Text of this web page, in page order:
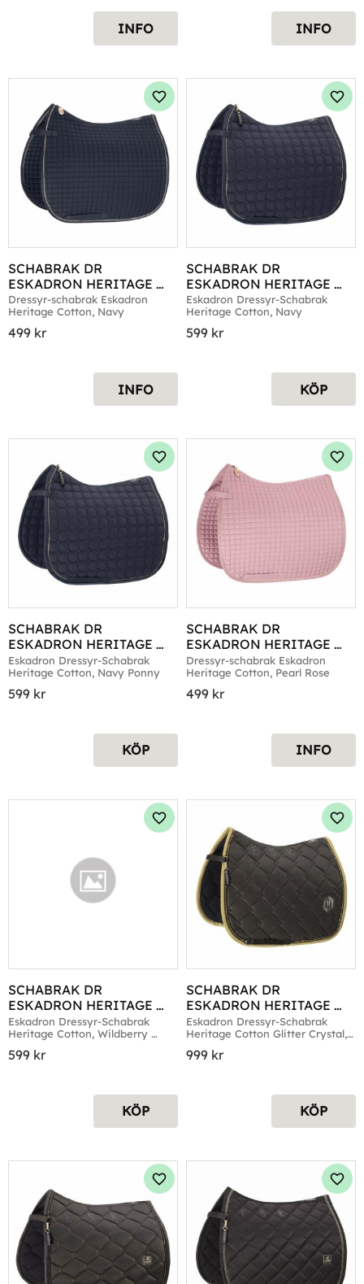
INFO INFO
SCHABRAK DR
ESKADRON HERITAGE
COTTON NAVY
Dressyr-schabrak Eskadron
Heritage Cotton, Navy
499 kr
Lägg till i favoriter
INFO
SCHABRAK DR
ESKADRON HERITAGE
COTTON NAVY
Eskadron Dressyr-Schabrak
Heritage Cotton, Navy
599 kr
KÖP
SCHABRAK DR
ESKADRON HERITAGE
COTTON NAVY PONNY
Eskadron Dressyr-Schabrak
Heritage Cotton, Navy Ponny
599 kr
Lägg till i favoriter
KÖP
SCHABRAK DR
ESKADRON HERITAGE
COTTON PEARL ROSE
Dressyr-schabrak Eskadron
Heritage Cotton, Pearl Rose
499 kr
INFO
SCHABRAK DR
ESKADRON HERITAGE
COTTON WILDBERRY
PONNY
Eskadron Dressyr-Schabrak
Heritage Cotton, Wildberry
599 kr
Lägg till i favoriter
KÖP
SCHABRAK DR
ESKADRON HERITAGE
COTTONGLITTERCRYSTAL
BLACKTRUF
Eskadron Dressyr-Schabrak
Heritage Cotton Glitter Crystal,
999 kr
KÖP
Lägg till i favoriter